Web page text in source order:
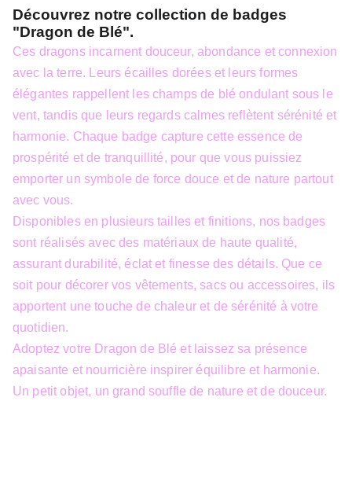
Découvrez notre collection de badges
"Dragon de Blé".
Ces dragons incarnent douceur, abondance et connexion
avec la terre. Leurs écailles dorées et leurs formes
élégantes rappellent les champs de blé ondulant sous le
vent, tandis que leurs regards calmes reflètent sérénité et
harmonie. Chaque badge capture cette essence de
prospérité et de tranquillité, pour que vous puissiez
emporter un symbole de force douce et de nature partout
avec vous.
Disponibles en plusieurs tailles et finitions, nos badges
sont réalisés avec des matériaux de haute qualité,
assurant durabilité, éclat et finesse des détails. Que ce
soit pour décorer vos vêtements, sacs ou accessoires, ils
apportent une touche de chaleur et de sérénité à votre
quotidien.
Adoptez votre Dragon de Blé et laissez sa présence
apaisante et nourricière inspirer équilibre et harmonie.
Un petit objet, un grand souffle de nature et de douceur.